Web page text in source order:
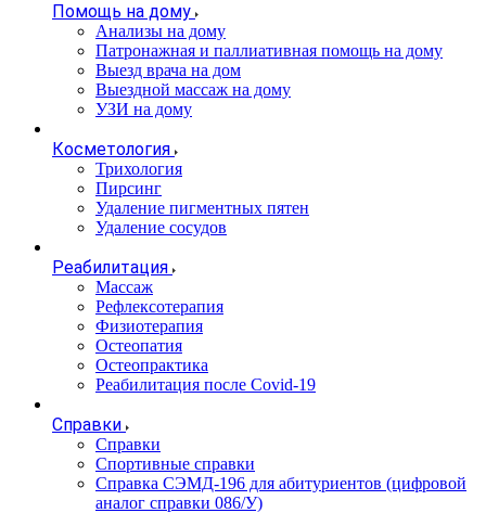
Помощь на дому
Анализы на дому
Патронажная и паллиативная помощь на дому
Выезд врача на дом
Выездной массаж на дому
УЗИ на дому
Косметология
Трихология
Пирсинг
Удаление пигментных пятен
Удаление сосудов
Реабилитация
Массаж
Рефлексотерапия
Физиотерапия
Остеопатия
Остеопрактика
Реабилитация после Covid-19
Справки
Справки
Спортивные справки
Справка СЭМД‑196 для абитуриентов (цифровой
аналог справки 086/У)